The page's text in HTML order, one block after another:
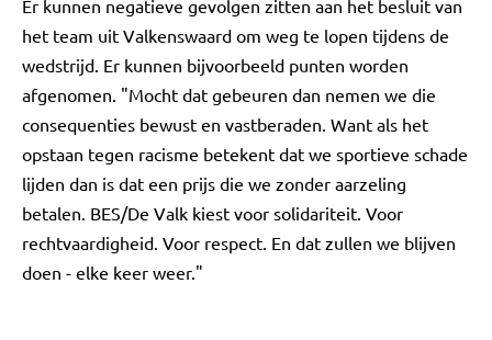
Er kunnen negatieve gevolgen zitten aan het besluit van
het team uit Valkenswaard om weg te lopen tijdens de
wedstrijd. Er kunnen bijvoorbeeld punten worden
afgenomen. "Mocht dat gebeuren dan nemen we die
consequenties bewust en vastberaden. Want als het
opstaan tegen racisme betekent dat we sportieve schade
lijden dan is dat een prijs die we zonder aarzeling
betalen. BES/De Valk kiest voor solidariteit. Voor
rechtvaardigheid. Voor respect. En dat zullen we blijven
doen - elke keer weer."